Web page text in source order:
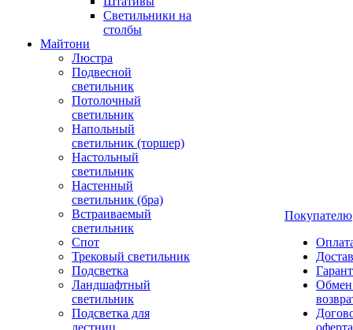
Светильники на
столбы
Майтони
Люстра
Подвесной
светильник
Потолочный
светильник
Напольный
светильник (торшер)
Настольный
светильник
Настенный
светильник (бра)
Встраиваемый
светильник
Спот
Трековый светильник
Подсветка
Ландшафтный
светильник
Подсветка для
лестниц
Покупателю
оферта